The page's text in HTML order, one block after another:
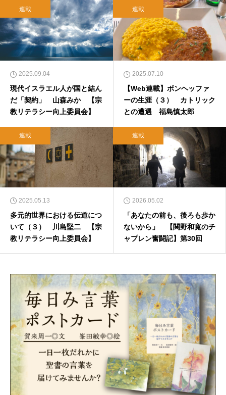
連載
2025.09.04
現代イスラエル人が国と結ん
だ「契約」 山森みか 【宗
教リテラシー向上委員会】
連載
2025.07.10
【Web連載】ボンヘッファ
ーの生涯（３） カトリック
との遭遇 福島慎太郎
連載
2025.05.13
多元的世界における伝道につ
いて（３） 川島堅二 【宗
教リテラシー向上委員会】
連載
2026.05.02
「あなたの前も、後ろも歩か
ないから」 【関野和寛のチ
ャプレン奮闘記】第30回